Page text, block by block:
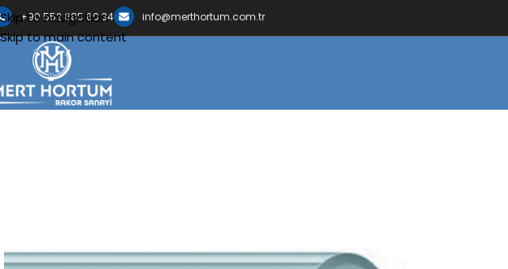
Skip to navigation
Skip to main content
+90 552 685 60 34 info@merthortum.com.tr